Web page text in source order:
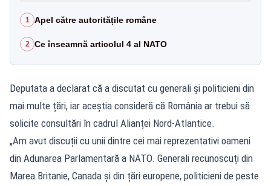
1 Apel către autoritățile române
2 Ce înseamnă articolul 4 al NATO
Deputata a declarat că a discutat cu generali și politicieni din
mai multe țări, iar aceștia consideră că România ar trebui să
solicite consultări în cadrul Alianței Nord-Atlantice.
„Am avut discuții cu unii dintre cei mai reprezentativi oameni
din Adunarea Parlamentară a NATO. Generali recunoscuți din
Marea Britanie, Canada și din țări europene, politicieni de peste